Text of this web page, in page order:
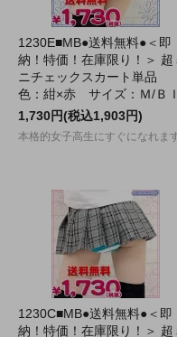
1230E■MB●送料無料●＜即
納！特価！在庫限り！＞ 超
ニチェックスカート単品
色：紺×赤 サイズ：Ｍ/Ｂ
1,730円(税込1,903円)
本格的女子高生にすぐになれま
1230C■MB●送料無料●＜即
納！特価！在庫限り！＞ 超